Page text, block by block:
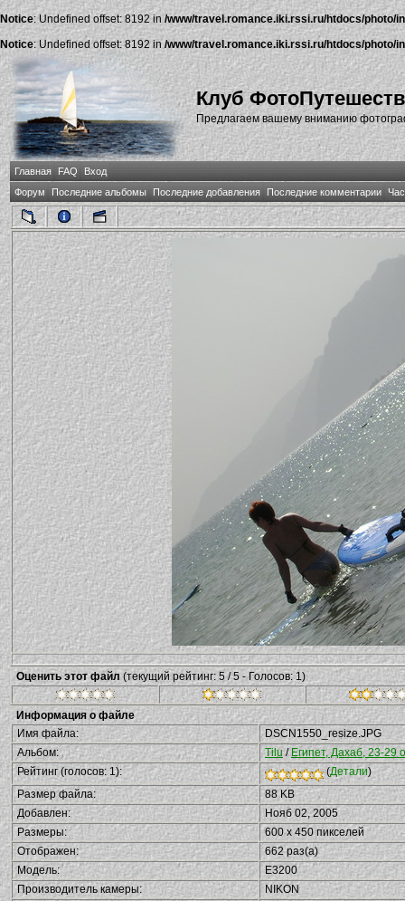
Notice: Undefined offset: 8192 in /www/travel.romance.iki.rssi.ru/htdocs/photo/
Notice: Undefined offset: 8192 in/www/travel.romance.iki.rssi.ru/htdocs/photo/
Клуб
Предлагаем вашему вниманию
Главная FAQ
Вход
Форум
Последние альбомы Последние добавления Последние комментарии
Оценить этот файл (текущий рейтинг: 5 / 5 - Голосов: 1)
Информация о файле
Имя файла:
DSCN1550_resize.JPG
Альбом:
Tilu/Египет, Дахаб, 23-29
Рейтинг (голосов: 1):
(Детали)
Размер файла:
88 KB
Добавлен:
Нояб 02, 2005
Размеры:
600 x 450 пикселей
Отображен:
662 раз(а)
Модель:
E3200
Производитель камеры:
NIKON